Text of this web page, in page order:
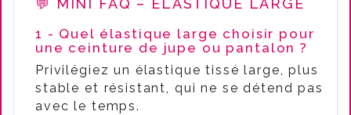
💬 MINI FAQ – ÉLASTIQUE LARGE
1 - Quel élastique large choisir pour
une ceinture de jupe ou pantalon ?
Privilégiez un élastique tissé large, plus
stable et résistant, qui ne se détend pas
avec le temps.